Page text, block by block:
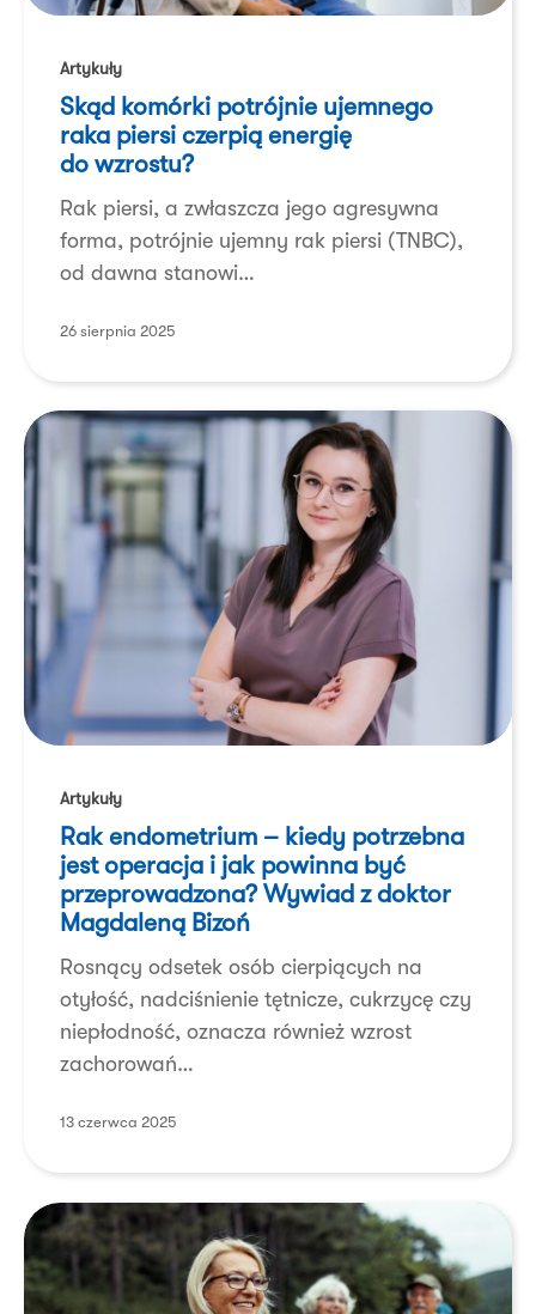
komórki
potrójnie
ujemnego
raka
czerpią
energię
do wzrostu?
Artykuły
Skąd komórki potrójnie ujemnego
raka piersi czerpią energię
do wzrostu?
Rak piersi, a zwłaszcza jego agresywna
forma, potrójnie ujemny rak piersi (TNBC),
od dawna stanowi…
26 sierpnia 2025
endometrium
kiedy
potrzebna
operacja
powinna
Wywiad
Magdaleną
Bizoń
Artykuły
Rak endometrium – kiedy potrzebna
jest operacja i jak powinna być
przeprowadzona? Wywiad z doktor
Magdaleną Bizoń
Rosnący odsetek osób cierpiących na
otyłość, nadciśnienie tętnicze, cukrzycę czy
niepłodność, oznacza również wzrost
zachorowań…
13 czerwca 2025